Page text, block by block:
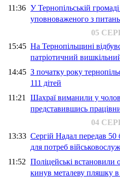
11:36 У Тернопільській
уповноваженого з питань
05
15:45 На Тернопільщині
патріотичний
14:45 З початку року
111 дітей
11:21 Шахраї виманили у
представившись
04
13:33 Сергій Надал передав 50
для потреб
11:52 Поліцейські встановили
кинув металеву пляшку